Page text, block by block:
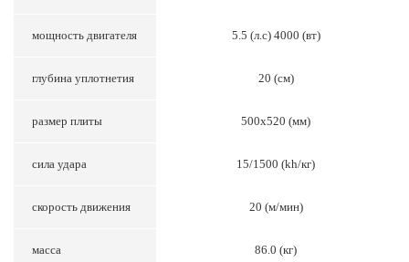
мощность двигателя 5.5 (л.с) 4000 (вт)
глубина уплотнетия 20 (см)
размер плиты 500x520 (мм)
сила удара 15/1500 (kh/кг)
скорость движения 20 (м/мин)
масса 86.0 (кг)